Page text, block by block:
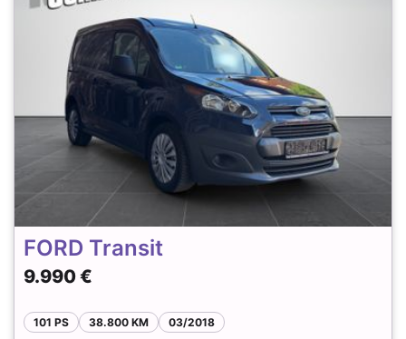
FORD Transit
9.990 €
101 PS 38.800 KM 03/2018